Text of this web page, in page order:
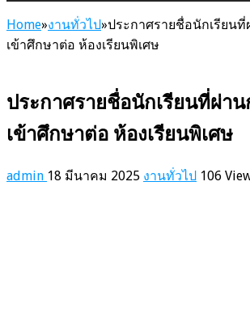
Home»งานทั่วไป»ประกาศรายชื่อนักเรียนที่
เข้าศึกษาต่อ ห้องเรียนพิเศษ
ประกาศรายชื่อนักเรียนที่ผ่า
เข้าศึกษาต่อ ห้องเรียนพิเศษ
admin 18 มีนาคม 2025 งานทั่วไป 106